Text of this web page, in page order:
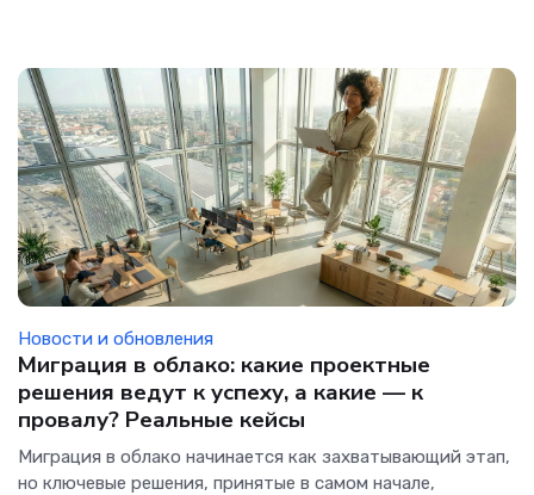
Новости и обновления
Миграция в облако: какие проектные
решения ведут к успеху, а какие — к
провалу? Реальные кейсы
Миграция в облако начинается как захватывающий этап,
но ключевые решения, принятые в самом начале,